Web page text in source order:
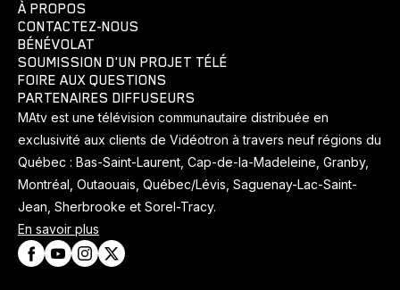
À PROPOS
CONTACTEZ-NOUS
BÉNÉVOLAT
SOUMISSION D'UN PROJET TÉLÉ
FOIRE AUX QUESTIONS
PARTENAIRES DIFFUSEURS
MAtv est une télévision communautaire distribuée en
exclusivité aux clients de Vidéotron à travers neuf régions du
Québec : Bas-Saint-Laurent, Cap-de-la-Madeleine, Granby,
Montréal, Outaouais, Québec/Lévis, Saguenay-Lac-Saint-
Jean, Sherbrooke et Sorel-Tracy.
En savoir plus